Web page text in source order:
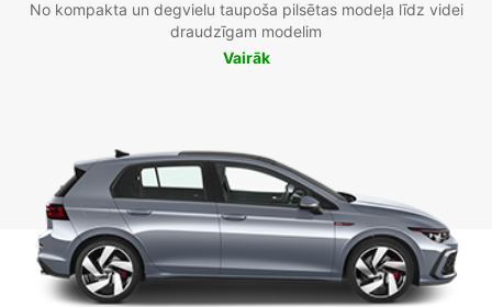
No kompakta un degvielu taupoša pilsētas modeļa līdz videi
draudzīgam modelim
Vairāk